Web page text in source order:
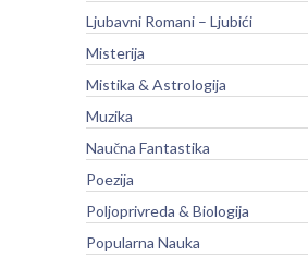
Ljubavni Romani – Ljubići
Misterija
Mistika & Astrologija
Muzika
Naučna Fantastika
Poezija
Poljoprivreda & Biologija
Popularna Nauka